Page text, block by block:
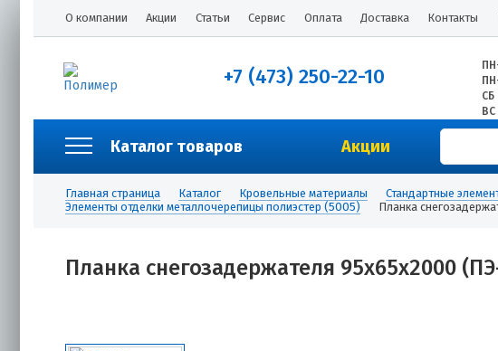
О компании Акции Статьи Сервис Оплата Доставка Контакты
+7 (473) 250-22-10
СБ
ВС
Каталог товаров Акции
Главная страница Каталог Кровельные материалы Стандартные
Элементы отделки металлочерепицы полиэстер (5005)
Планка
Планка снегозадержателя 95х65х2000